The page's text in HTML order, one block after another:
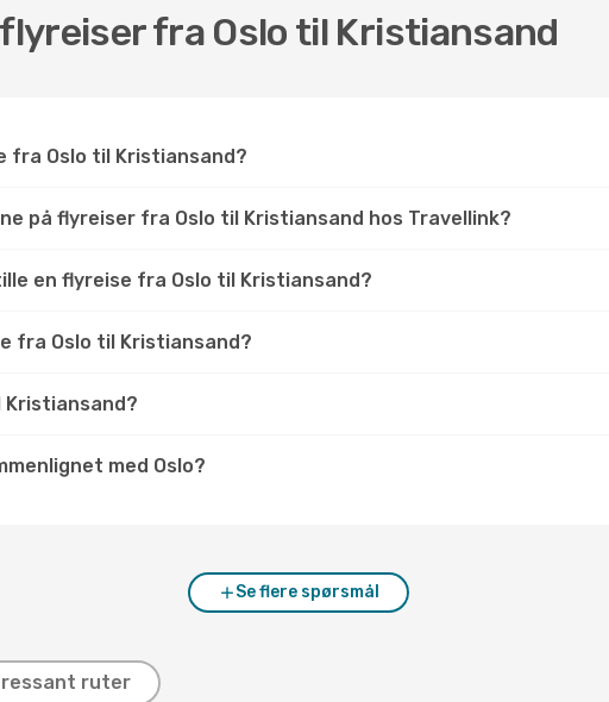
fra Oslo til Kristiansand
fra Oslo til Kristiansand?
på flyreiser fra Oslo til Kristiansand hos Travellink?
en flyreise fra Oslo til Kristiansand?
fra Oslo til Kristiansand?
med Oslo?
Se flere spørsmål
ruter